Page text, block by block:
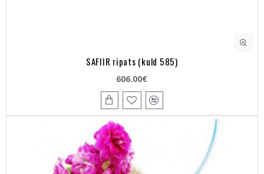
SAFIIR ripats (kuld 585)
606.00€